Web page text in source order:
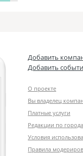
Добавить
Добавить
О проекте
Вы владелец
Платные услуги
Редакции по
Условия
Правила